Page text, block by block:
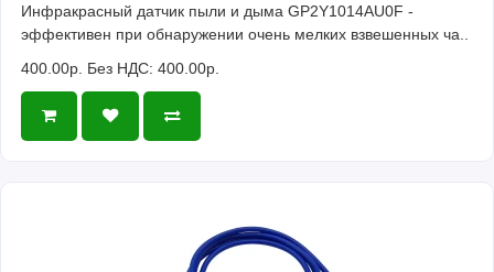
Инфракрасный датчик пыли и дыма GP2Y1014AU0F -
эффективен при обнаружении очень мелких взвешенных ча..
400.00р. Без НДС: 400.00р.